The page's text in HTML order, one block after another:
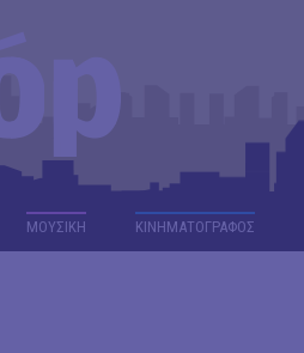
ΜΟΥΣΙΚΗ ΚΙΝΗΜΑΤΟΓΡΑΦΟΣ